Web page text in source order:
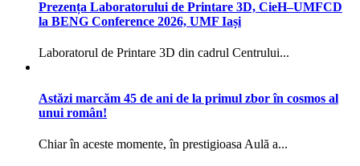
Prezența Laboratorului de Printare 3D, CieH–UMFCD
la BENG Conference 2026, UMF Iași
Laboratorul de Printare 3D din cadrul Centrului...
Astăzi marcăm 45 de ani de la primul zbor în cosmos al
unui român!
Chiar în aceste momente, în prestigioasa Aulă a...